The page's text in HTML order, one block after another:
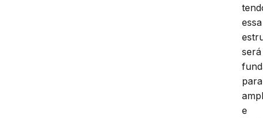
essa
será
para
e